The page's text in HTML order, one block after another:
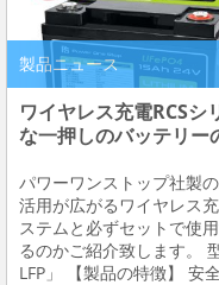
製品ニュース
ワイヤレス充電RCS
な一押しのバッテリー
パワーワンストップ社製
活用が広がるワイヤレス
ステムと必ずセットで使
るのかご紹介致します。
LFP」 【製品の特徴】 安